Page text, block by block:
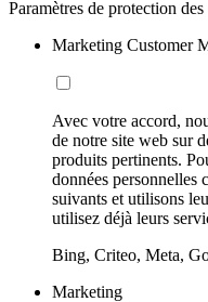
Paramètres de protection
Marketing Customer
Avec votre accord,
de notre site web sur
produits pertinents.
données personnelles
suivants et utilisons
utilisez déjà leurs
Bing, Criteo, Meta,
Marketing